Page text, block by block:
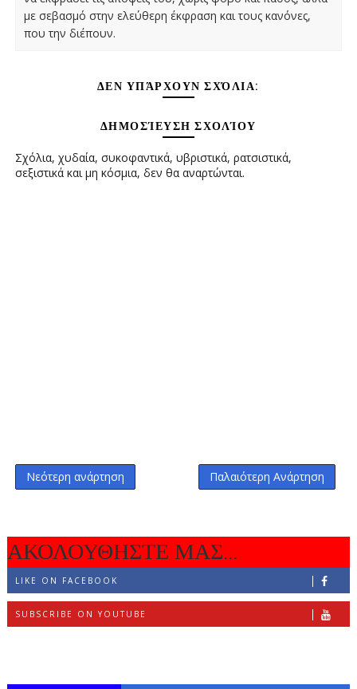
με σεβασμό στην ελεύθερη έκφραση και τους κανόνες,
που την διέπουν.
ΔΕΝ ΥΠΆΡΧΟΥΝ ΣΧΌΛΙΑ:
ΔΗΜΟΣΊΕΥΣΗ ΣΧΟΛΊΟΥ
Σχόλια, χυδαία, συκοφαντικά, υβριστικά, ρατσιστικά,
σεξιστικά και μη κόσμια, δεν θα αναρτώνται.
Νεότερη ανάρτηση Παλαιότερη Ανάρτηση
ΑΚΟΛΟΥΘΗΣΤΕ ΜΑΣ...
LIKE ON FACEBOOK
SUBSCRIBE ON YOUTUBE